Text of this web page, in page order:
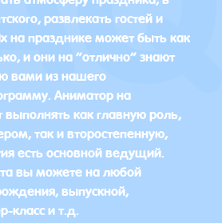
развлекать гостей и
на празднике может быть как
и они на “отлично” знают
вами из нашего
Аниматор на
как главную роль,
так и второстепенную,
есть основной ведущий.
вы можете на любой
выпускной,
класс и т.д.